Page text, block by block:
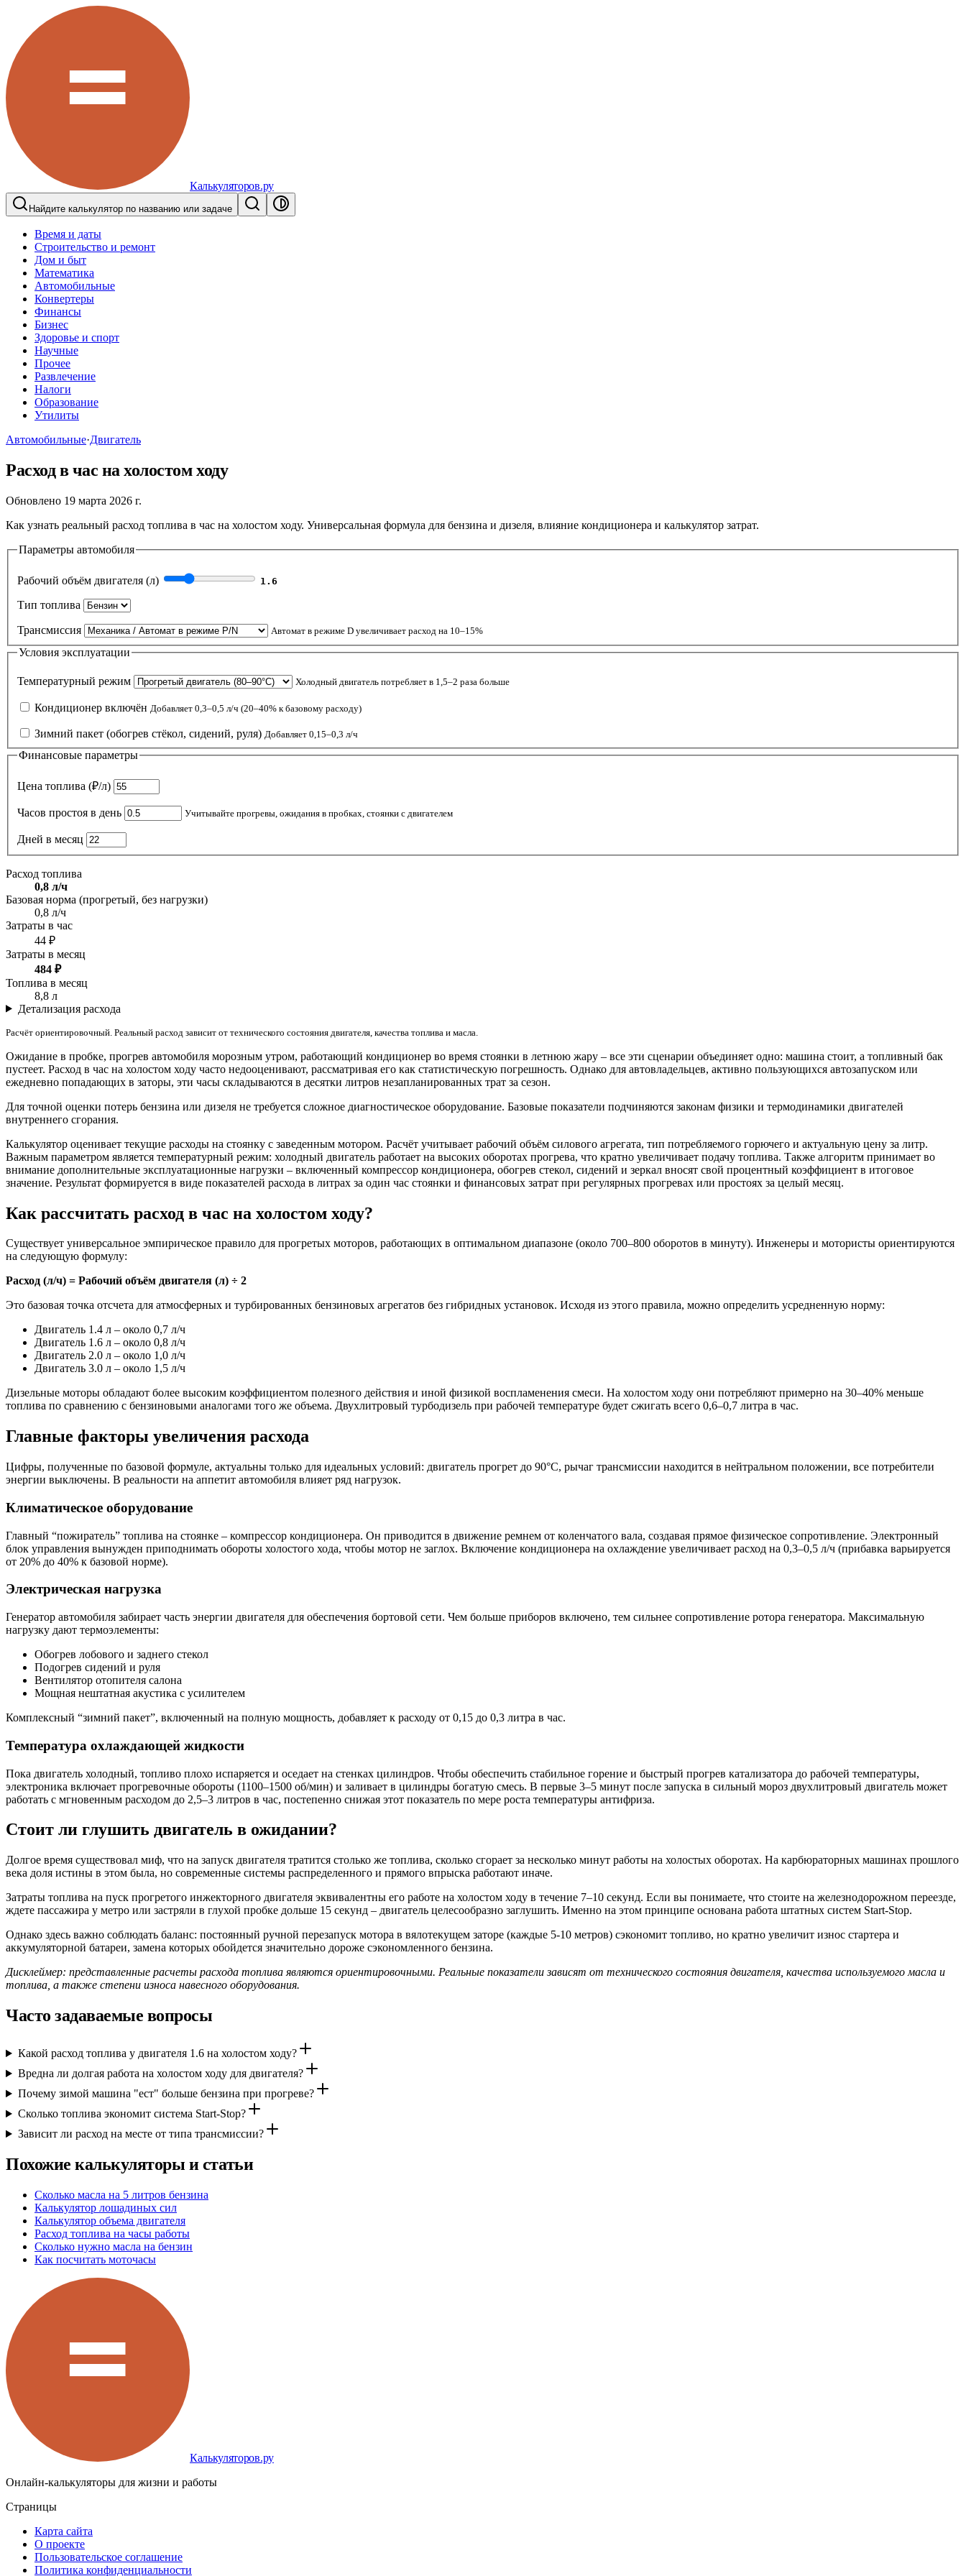
Калькуляторов.ру
Найдите калькулятор по названию или задаче
Время и даты
Строительство и ремонт
Дом и быт
Математика
Автомобильные
Конвертеры
Финансы
Бизнес
Здоровье и спорт
Научные
Прочее
Развлечение
Налоги
Образование
Утилиты
Автомобильные·Двигатель
Расход в час на холостом ходу
Обновлено 19 марта 2026 г.
Как узнать реальный расход топлива в час на холостом ходу. Универсальная формула для бензина и дизеля, влияние кондиционера и калькулятор затрат.
Параметры автомобиля
Рабочий объём двигателя (л) 1.6
Тип топлива
Трансмиссия Автомат в режиме D увеличивает расход на 10–15%
Условия эксплуатации
Температурный режим Холодный двигатель потребляет в 1,5–2 раза больше
Кондиционер включён Добавляет 0,3–0,5 л/ч (20–40% к базовому расходу)
Зимний пакет (обогрев стёкол, сидений, руля) Добавляет 0,15–0,3 л/ч
Финансовые параметры
Цена топлива (₽/л)
Часов простоя в день Учитывайте прогревы, ожидания в пробках, стоянки с двигателем
Дней в месяц
Расход топлива
0,8 л/ч
Базовая норма (прогретый, без нагрузки)
0,8 л/ч
Затраты в час
44 ₽
Затраты в месяц
484 ₽
Топлива в месяц
8,8 л
Детализация расхода
Расчёт ориентировочный. Реальный расход зависит от технического состояния двигателя, качества топлива и масла.
Ожидание в пробке, прогрев автомобиля морозным утром, работающий кондиционер во время стоянки в летнюю жару – все эти сценарии объединяет одно: машина стоит, а топливный бак
пустеет. Расход в час на холостом ходу часто недооценивают, рассматривая его как статистическую погрешность. Однако для автовладельцев, активно пользующихся автозапуском или
ежедневно попадающих в заторы, эти часы складываются в десятки литров незапланированных трат за сезон.
Для точной оценки потерь бензина или дизеля не требуется сложное диагностическое оборудование. Базовые показатели подчиняются законам физики и термодинамики двигателей
внутреннего сгорания.
Калькулятор оценивает текущие расходы на стоянку с заведенным мотором. Расчёт учитывает рабочий объём силового агрегата, тип потребляемого горючего и актуальную цену за литр.
Важным параметром является температурный режим: холодный двигатель работает на высоких оборотах прогрева, что кратно увеличивает подачу топлива. Также алгоритм принимает во
внимание дополнительные эксплуатационные нагрузки – включенный компрессор кондиционера, обогрев стекол, сидений и зеркал вносят свой процентный коэффициент в итоговое
значение. Результат формируется в виде показателей расхода в литрах за один час стоянки и финансовых затрат при регулярных прогревах или простоях за целый месяц.
Как рассчитать расход в час на холостом ходу?
Существует универсальное эмпирическое правило для прогретых моторов, работающих в оптимальном диапазоне (около 700–800 оборотов в минуту). Инженеры и мотористы ориентируются
на следующую формулу:
Расход (л/ч) = Рабочий объём двигателя (л) ÷ 2
Это базовая точка отсчета для атмосферных и турбированных бензиновых агрегатов без гибридных установок. Исходя из этого правила, можно определить усредненную норму:
Двигатель 1.4 л – около 0,7 л/ч
Двигатель 1.6 л – около 0,8 л/ч
Двигатель 2.0 л – около 1,0 л/ч
Двигатель 3.0 л – около 1,5 л/ч
Дизельные моторы обладают более высоким коэффициентом полезного действия и иной физикой воспламенения смеси. На холостом ходу они потребляют примерно на 30–40% меньше
топлива по сравнению с бензиновыми аналогами того же объема. Двухлитровый турбодизель при рабочей температуре будет сжигать всего 0,6–0,7 литра в час.
Главные факторы увеличения расхода
Цифры, полученные по базовой формуле, актуальны только для идеальных условий: двигатель прогрет до 90°C, рычаг трансмиссии находится в нейтральном положении, все потребители
энергии выключены. В реальности на аппетит автомобиля влияет ряд нагрузок.
Климатическое оборудование
Главный “пожиратель” топлива на стоянке – компрессор кондиционера. Он приводится в движение ремнем от коленчатого вала, создавая прямое физическое сопротивление. Электронный
блок управления вынужден приподнимать обороты холостого хода, чтобы мотор не заглох. Включение кондиционера на охлаждение увеличивает расход на 0,3–0,5 л/ч (прибавка варьируется
от 20% до 40% к базовой норме).
Электрическая нагрузка
Генератор автомобиля забирает часть энергии двигателя для обеспечения бортовой сети. Чем больше приборов включено, тем сильнее сопротивление ротора генератора. Максимальную
нагрузку дают термоэлементы:
Обогрев лобового и заднего стекол
Подогрев сидений и руля
Вентилятор отопителя салона
Мощная нештатная акустика с усилителем
Комплексный “зимний пакет”, включенный на полную мощность, добавляет к расходу от 0,15 до 0,3 литра в час.
Температура охлаждающей жидкости
Пока двигатель холодный, топливо плохо испаряется и оседает на стенках цилиндров. Чтобы обеспечить стабильное горение и быстрый прогрев катализатора до рабочей температуры,
электроника включает прогревочные обороты (1100–1500 об/мин) и заливает в цилиндры богатую смесь. В первые 3–5 минут после запуска в сильный мороз двухлитровый двигатель может
работать с мгновенным расходом до 2,5–3 литров в час, постепенно снижая этот показатель по мере роста температуры антифриза.
Стоит ли глушить двигатель в ожидании?
Долгое время существовал миф, что на запуск двигателя тратится столько же топлива, сколько сгорает за несколько минут работы на холостых оборотах. На карбюраторных машинах прошлого
века доля истины в этом была, но современные системы распределенного и прямого впрыска работают иначе.
Затраты топлива на пуск прогретого инжекторного двигателя эквивалентны его работе на холостом ходу в течение 7–10 секунд. Если вы понимаете, что стоите на железнодорожном переезде,
ждете пассажира у метро или застряли в глухой пробке дольше 15 секунд – двигатель целесообразно заглушить. Именно на этом принципе основана работа штатных систем Start-Stop.
Однако здесь важно соблюдать баланс: постоянный ручной перезапуск мотора в вялотекущем заторе (каждые 5-10 метров) сэкономит топливо, но кратно увеличит износ стартера и
аккумуляторной батареи, замена которых обойдется значительно дороже сэкономленного бензина.
Дисклеймер: представленные расчеты расхода топлива являются ориентировочными. Реальные показатели зависят от технического состояния двигателя, качества используемого масла и
топлива, а также степени износа навесного оборудования.
Часто задаваемые вопросы
Какой расход топлива у двигателя 1.6 на холостом ходу?
Вредна ли долгая работа на холостом ходу для двигателя?
Почему зимой машина "ест" больше бензина при прогреве?
Сколько топлива экономит система Start-Stop?
Зависит ли расход на месте от типа трансмиссии?
Похожие калькуляторы и статьи
Сколько масла на 5 литров бензина
Калькулятор лошадиных сил
Калькулятор объема двигателя
Расход топлива на часы работы
Сколько нужно масла на бензин
Как посчитать моточасы
Калькуляторов.ру
Онлайн-калькуляторы для жизни и работы
Страницы
Карта сайта
О проекте
Пользовательское соглашение
Политика конфиденциальности